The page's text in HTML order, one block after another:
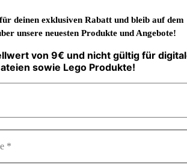
deinen exklusiven Rabatt und bleib auf dem
unsere neuesten Produkte und Angebote!
von 9€ und nicht gültig für
sowie Lego Produkte!